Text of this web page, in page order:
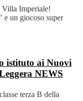
Villa Imperiale!
un giocoso super
istituto ai Nuovi
NEWS
terza B della